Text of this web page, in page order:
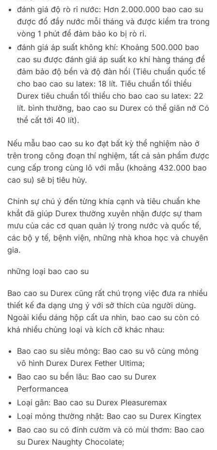
đánh giá độ rò rỉ nước: Hơn 2.000.000 bao cao su
được đổ đầy nước mỗi tháng và được kiểm tra trong
vòng 1 phút để đảm bảo ko bị rò rỉ.
đánh giá áp suất không khí: Khoảng 500.000 bao
cao su được đánh giá áp suất ko khí hàng tháng để
đảm bảo độ bền và độ đàn hồi (Tiêu chuẩn quốc tế
cho bao cao su latex: 18 lít. Tiêu chuẩn tối thiểu
Durex tiêu chuẩn tối thiểu cho bao cao su latex: 22
lít. bình thường, bao cao su Durex có thể giãn nở Có
thể cất tới 40 lít).
Nếu mẫu bao cao su ko đạt bất kỳ thể nghiệm nào ở
trên trong công đoạn thí nghiệm, tất cả sản phẩm được
cung cấp trong cùng lô với mẫu (khoảng 432.000 bao
cao su) sẽ bị tiêu hủy.
Chính sự chú ý đến từng khía cạnh và tiêu chuẩn khe
khắt đã giúp Durex thường xuyên nhận được sự tham
mưu của các cơ quan quản lý trong nước và quốc tế,
các bộ y tế, bệnh viện, những nhà khoa học và chuyên
gia.
những loại bao cao su
Bao cao su Durex cũng rất chú trọng việc đưa ra nhiều
thiết kế đa dạng ưng ý với sở thích của người dùng.
Ngoài kiểu dáng hộp cất ưa nhìn, bao cao su còn có
khá nhiều chủng loại và kích cỡ khác nhau:
Bao cao su siêu mỏng: Bao cao su vô cùng mỏng
vô hình Durex Durex Fether Ultima;
Bao cao su bền lâu: Bao cao su Durex
Performancea
Loại gân: Bao cao su Durex Pleasuremax
Loại mỏng thường nhật: Bao cao su Durex Kingtex
Bao cao su có đính cườm và có mùi thơm: Bao cao
su Durex Naughty Chocolate;